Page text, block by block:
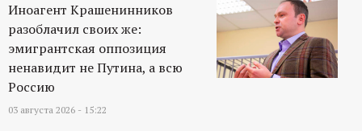
Иноагент Крашенинников
разоблачил своих же:
эмигрантская оппозиция
ненавидит не Путина, а всю
Россию
03 августа 2026 - 15:22